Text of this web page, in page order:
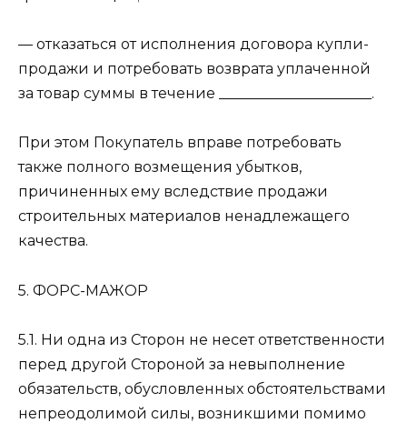
— отказаться от исполнения договора купли-
продажи и потребовать возврата уплаченной
за товар суммы в течение _____________________.
При этом Покупатель вправе потребовать
также полного возмещения убытков,
причиненных ему вследствие продажи
строительных материалов ненадлежащего
качества.
5. ФОРС-МАЖОР
5.1. Ни одна из Сторон не несет ответственности
перед другой Стороной за невыполнение
обязательств, обусловленных обстоятельствами
непреодолимой силы, возникшими помимо